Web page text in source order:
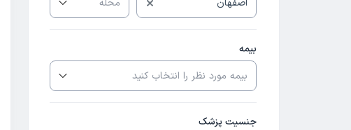
بیمه
جنسیت پزشک